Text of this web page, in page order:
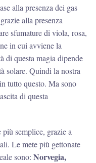
alla presenza dei gas
alla presenza
sfumature di viola, rosa,
in cui avviene la
di questa magia dipende
solare. Quindi la nostra
tutto questo. Ma sono
di questa
semplice, grazie a
Le mete più gettonate
sono: Norvegia,